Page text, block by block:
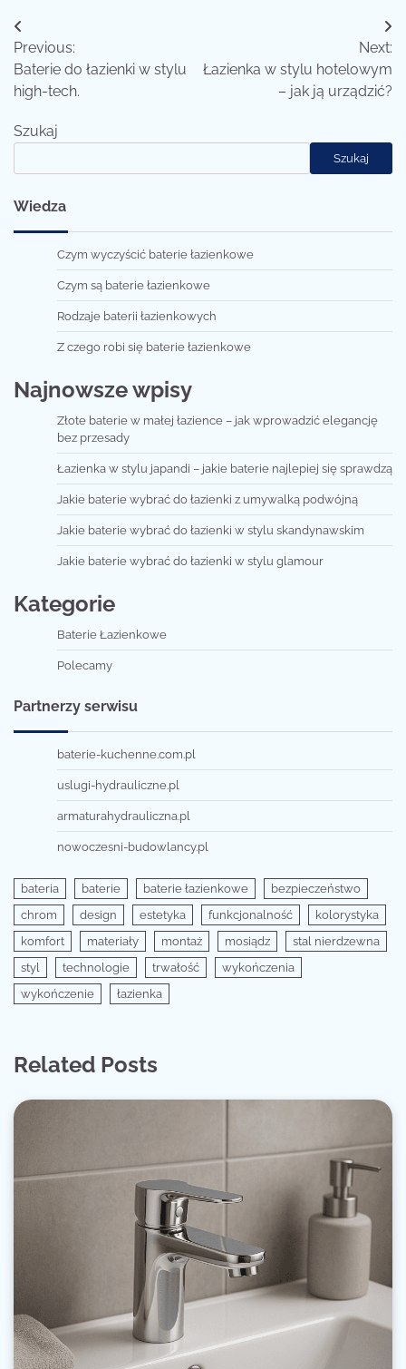
Nawigacja
wpisu
Previous:
Baterie do łazienki w stylu
high-tech.
Next:
Łazienka w stylu hotelowym
– jak ją urządzić?
Szukaj
Szukaj
Wiedza
Czym wyczyścić baterie łazienkowe
Czym są baterie łazienkowe
Rodzaje baterii łazienkowych
Z czego robi się baterie łazienkowe
Najnowsze wpisy
Złote baterie w małej łazience – jak wprowadzić elegancję
bez przesady
Łazienka w stylu japandi – jakie baterie najlepiej się sprawdzą
Jakie baterie wybrać do łazienki z umywalką podwójną
Jakie baterie wybrać do łazienki w stylu skandynawskim
Jakie baterie wybrać do łazienki w stylu glamour
Kategorie
Baterie Łazienkowe
Polecamy
Partnerzy serwisu
baterie-kuchenne.com.pl
uslugi-hydrauliczne.pl
armaturahydrauliczna.pl
nowoczesni-budowlancy.pl
bateria baterie baterie łazienkowe
bezpieczeństwo
chrom
design estetyka funkcjonalność
kolorystyka
komfort
materiały montaż mosiądz
stal nierdzewna
styl
technologie trwałość
wykończenia
wykończenie
łazienka
Related Posts